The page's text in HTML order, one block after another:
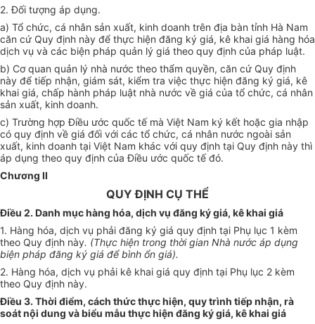
2. Đối tượng áp dụng.
a) Tổ chức, cá nhân sản xuất, kinh doanh trên địa bàn tỉnh Hà Nam
căn cứ Quy định này để thực hiện đăng ký giá, kê khai giá hàng hóa
dịch vụ và các biện pháp quản lý giá theo quy định của pháp luật.
b) Cơ quan quản lý nhà nước theo thẩm quyền, căn cứ Quy định
này để tiếp nhận, giám sát, kiểm tra việc thực hiện đăng ký giá, kê
khai giá, chấp hành pháp luật nhà nước về giá của tổ chức, cá nhân
sản xuất, kinh doanh.
c) Trường hợp Điều ước quốc tế mà Việt Nam ký kết hoặc gia nhập
có quy định về giá đối với các tổ chức, cá nhân nước ngoài sản
xuất, kinh doanh tại Việt Nam khác với quy định tại Quy định này thì
áp dụng theo quy định của Điều ước quốc tế đó.
Chương II
QUY ĐỊNH CỤ THỂ
Điều 2. Danh mục hàng hóa, dịch vụ đăng ký giá, kê khai giá
1. Hàng hóa, dịch vụ phải đăng ký giá quy định tại Phụ lục 1 kèm
theo Quy định này. (Thực hiện trong thời gian Nhà nước áp dụng
biện pháp đăng ký giá để bình ổn giá).
2. Hàng hóa, dịch vụ phải kê khai giá quy định tại Phụ lục 2 kèm
theo Quy định này.
Điều 3. Thời điểm, cách thức thực hiện, quy trình tiếp nhận, rà
soát nội dung và biểu mẫu thực hiện đăng ký giá, kê khai giá